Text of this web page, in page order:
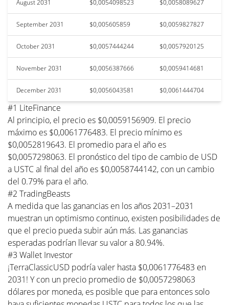
August 2031 $0,0054098523 $0,0058089627
September 2031 $0,005605859 $0,0059827827
October 2031 $0,0057444244 $0,0057920125
November 2031 $0,0056387666 $0,0059414681
December 2031 $0,0056043581 $0,0061444704
#1 LiteFinance
Al principio, el precio es $0,0059156909. El precio
máximo es $0,0061776483. El precio mínimo es
$0,0052819643. El promedio para el año es
$0,0057298063. El pronóstico del tipo de cambio de USD
a USTC al final del año es $0,0058744142, con un cambio
del 0.79% para el año.
#2 TradingBeasts
A medida que las ganancias en los años 2031–2031
muestran un optimismo continuo, existen posibilidades de
que el precio pueda subir aún más. Las ganancias
esperadas podrían llevar su valor a 80.94%.
#3 Wallet Investor
¡TerraClassicUSD podría valer hasta $0,0061776483 en
2031! Y con un precio promedio de $0,0057298063
dólares por moneda, es posible que para entonces solo